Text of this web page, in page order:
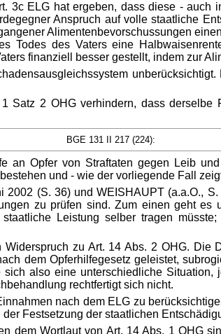
3c ELG hat ergeben, dass diese -
Anspruch auf volle staatliche
Alimentenbevorschussungen
Todes des Vaters eine
finanziell besser gestellt, indem zur
2 OHG verhindern, dass derselbe
BGE 131 II 217 (224):
an Opfer von Straftaten gegen Leib
und - wie der vorliegende Fall
(S. 36) und WEISHAUPT (a.a.O.,
zu prüfen sind. Zum einen geht
Leistung selber tragen
zu Art. 14 Abs. 2 OHG.
dem Opferhilfegesetz geleistet,
also eine unterschiedliche
rechtfertigt sich nicht.
nach dem ELG zu
Festsetzung der staatlichen
dem Wortlaut von Art. 14 Abs. 1 OHG